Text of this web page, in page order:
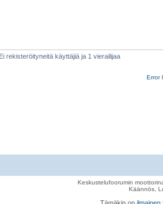
rekisteröityneitä käyttäjiä ja 1 vierailijaa
Error
Keskustelufoorumin
Käännös,
Tämäkin on ilmainen